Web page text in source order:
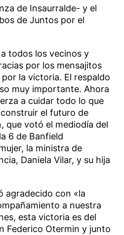
de Insaurralde- y el
de Juntos por el
todos los vecinos y
por los mensajitos
la victoria. El respaldo
muy importante. Ahora
a cuidar todo lo que
el futuro de
que votó el mediodía del
6 de Banfield
la ministra de
Daniela Vilar, y su hija
agradecido con «la
a nuestra
esta victoria es del
Federico Otermin y junto